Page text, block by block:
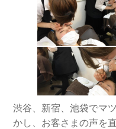
渋谷、新宿、池袋でマ
かし、お客さまの声を